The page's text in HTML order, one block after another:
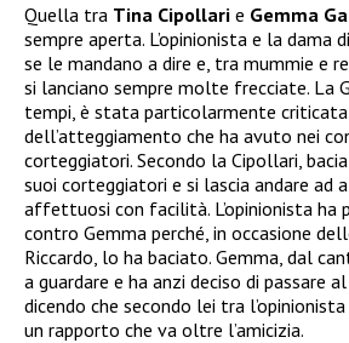
Quella tra Tina Cipollari e Gemma
sempre aperta. L’opinionista e la dama di
se le mandano a dire e, tra mummie e
si lanciano sempre molte frecciate. La
tempi, è stata particolarmente criticata
dell’atteggiamento che ha avuto nei
corteggiatori. Secondo la Cipollari,
suoi corteggiatori e si lascia andare ad
affettuosi con facilità. L’opinionista ha
contro Gemma perché, in occasione
Riccardo, lo ha baciato. Gemma, dal
a guardare e ha anzi deciso di passare
dicendo che secondo lei tra
un rapporto che va oltre l’amicizia.